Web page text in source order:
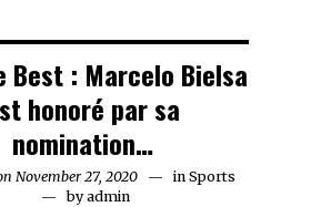
Best : Marcelo Bielsa
honoré par sa
nomination…
November 27, 2020November
in Sports
byadmin